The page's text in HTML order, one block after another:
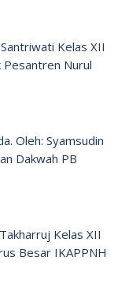
Kelas XII
Nurul
Oleh: Syamsudin
Dakwah PB
Kelas XII
Besar IKAPPNH